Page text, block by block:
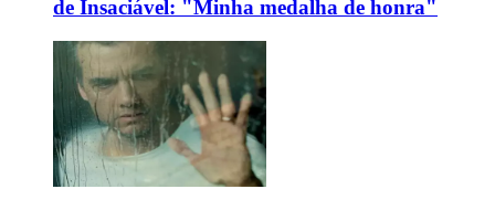
de Insaciável: "Minha medalha de honra"